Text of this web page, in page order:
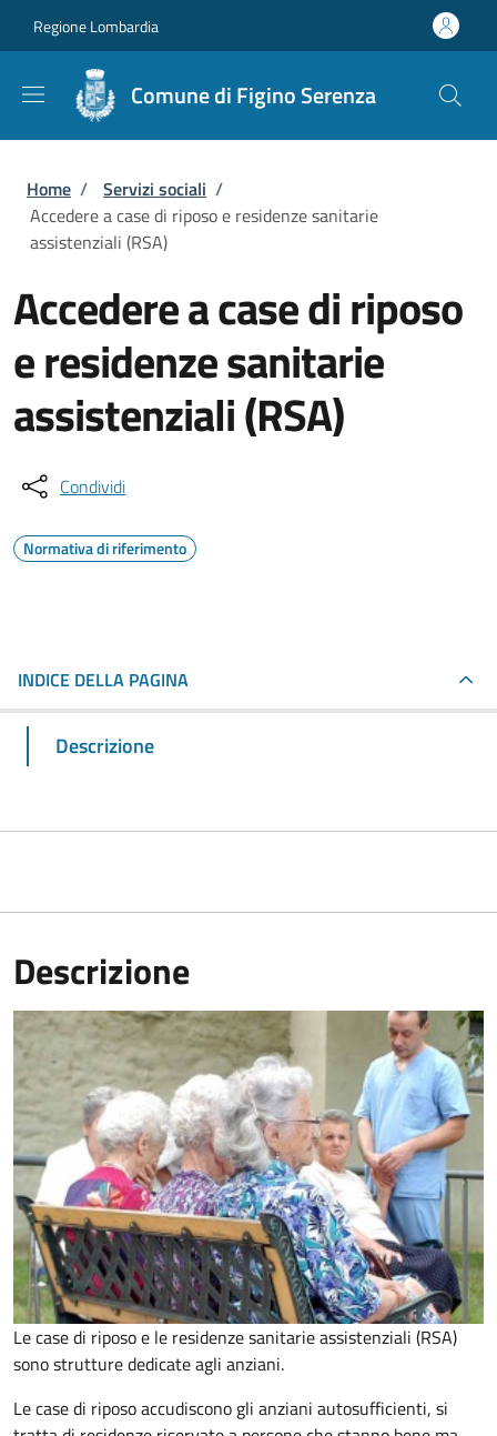
Regione Lombardia
Comune di Figino Serenza
Briciole di pane
Home / Servizi sociali /
Accedere a case di riposo e residenze sanitarie
assistenziali (RSA)
Accedere a case di riposo
e residenze sanitarie
assistenziali (RSA)
Condividi
Normativa di riferimento
INDICE DELLA PAGINA
Descrizione
Descrizione
Le case di riposo e le residenze sanitarie assistenziali (RSA)
sono strutture dedicate agli anziani.
Le case di riposo accudiscono gli anziani autosufficienti, si